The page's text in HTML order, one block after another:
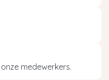
medewerkers.